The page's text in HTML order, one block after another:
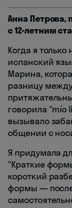
Анна Петрова,
с 12-летним
Когда я
испанский
Марина,
разницу
говорила "mío
вызывало
общении с
Я придумала
"Краткие
короткий
формы —